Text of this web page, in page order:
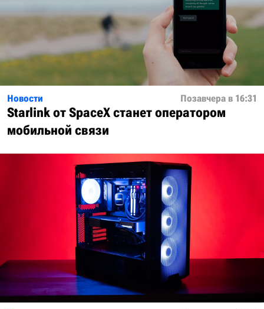
Новости Позавчера в 16:31
Starlink от SpaceX станет оператором
мобильной связи